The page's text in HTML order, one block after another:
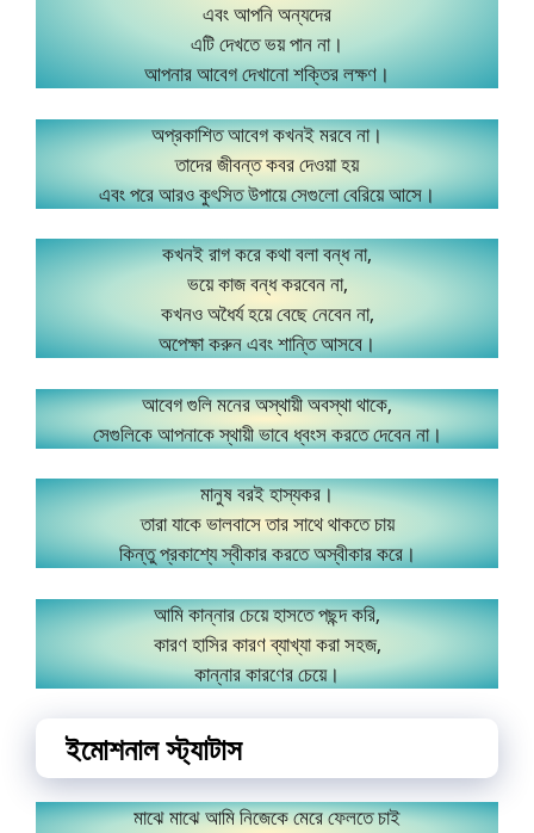
এবং আপনি অন্যদের
এটি দেখতে ভয় পান না।
আপনার আবেগ দেখানো শক্তির লক্ষণ।
অপ্রকাশিত আবেগ কখনই মরবে না।
তাদের জীবন্ত কবর দেওয়া হয়
এবং পরে আরও কুৎসিত উপায়ে সেগুলো বেরিয়ে আসে।
কখনই রাগ করে কথা বলা বন্ধ না,
ভয়ে কাজ বন্ধ করবেন না,
কখনও অধৈর্য হয়ে বেছে নেবেন না,
অপেক্ষা করুন এবং শান্তি আসবে।
আবেগ গুলি মনের অস্থায়ী অবস্থা থাকে,
সেগুলিকে আপনাকে স্থায়ী ভাবে ধ্বংস করতে দেবেন না।
মানুষ বরই হাস্যকর।
তারা যাকে ভালবাসে তার সাথে থাকতে চায়
কিন্তু প্রকাশ্যে স্বীকার করতে অস্বীকার করে।
আমি কান্নার চেয়ে হাসতে পছন্দ করি,
কারণ হাসির কারণ ব্যাখ্যা করা সহজ,
কান্নার কারণের চেয়ে।
ইমোশনাল স্ট্যাটাস
মাঝে মাঝে আমি নিজেকে মেরে ফেলতে চাই